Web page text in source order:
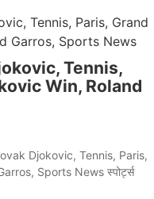
Tennis,
Win, Roland
Djokovic, Tennis, Paris,
Sports News स्पोर्ट्स